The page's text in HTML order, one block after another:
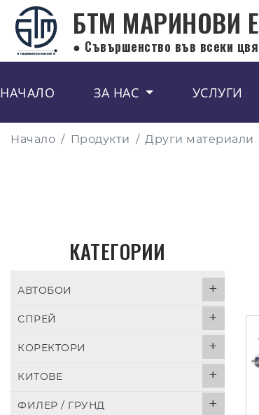
БТМ МАРИНОВИ
● Съвършенство във всеки
НАЧАЛО ЗА НАС УСЛУГИ
Начало Продукти Други материали
КАТЕГОРИИ
АВТОБОИ
СПРЕЙ
КОРЕКТОРИ
КИТОВЕ
ФИЛЕР / ГРУНД